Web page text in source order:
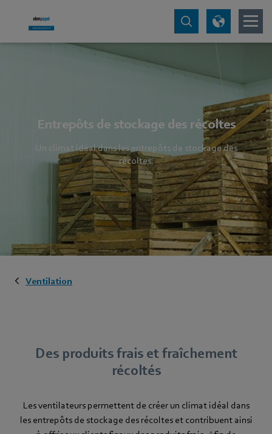
Entrepôts de stockage des récoltes
Un climat idéal dans les entrepôts de stockage des
récoltes.
Ventilation
Des produits frais et fraîchement
récoltés
Les ventilateurs permettent de créer un climat idéal dans
les entrepôts de stockage des récoltes et contribuent ainsi